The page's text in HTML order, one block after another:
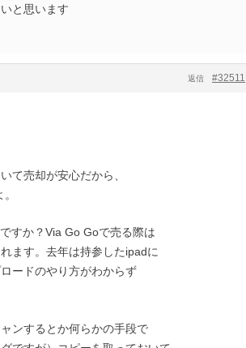
と思います
#32511
返信
て売却が安心だから、
すか？Via Go Goで売る際は
ます。去年は持参したipadに
ードのやり方がわからず
ンするとか何らかの手段で